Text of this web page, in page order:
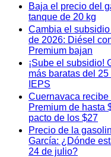
Baja el precio del
tanque de 20 kg
Cambia el
de 2026: Diésel
Premium bajan
¡Sube el subsidio!
más baratas del
IEPS
Cuernavaca
Premium de hasta
pacto de los $27
Precio de la
García: ¿Dónde
24 de julio?